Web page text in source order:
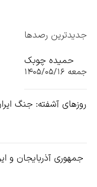
جدیدترین رصدها
حمیده چوبک
جمعه ۱۴۰۵/۰۵/۱۶
روزهای آشفته: جنگ
جمهوری آذربایجان و